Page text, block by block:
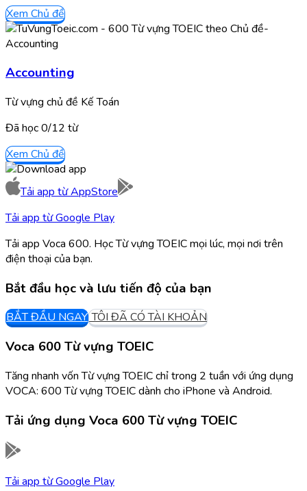
Xem Chủ đề
Accounting
Từ vựng chủ đề Kế Toán
Đã học0/12 từ
Xem Chủ đề
Tải app từAppStore
Tải app từGoogle Play
Tải app Voca 600. Học Từ vựng TOEIC mọi lúc, mọi nơi trên
điện thoại của bạn.
Bắt đầu học và lưu tiến độ của bạn
BẮT ĐẦU NGAY TÔI ĐÃ CÓ TÀI KHOẢN
Voca 600 Từ vựng TOEIC
Tăng nhanh vốn Từ vựng TOEIC chỉ trong 2 tuần với ứng dụng
VOCA: 600 Từ vựng TOEIC dành cho iPhone và Android.
Tải ứng dụng Voca 600 Từ vựng TOEIC
Tải app từGoogle Play